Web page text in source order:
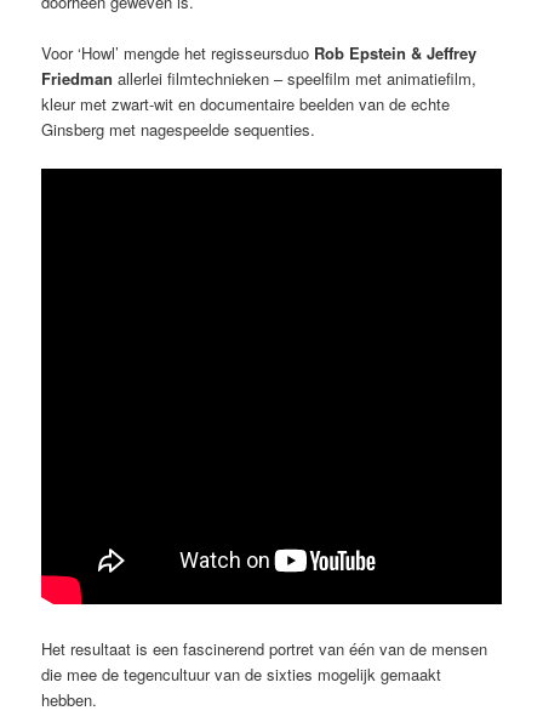
Voor ‘Howl’ mengde het regisseursduo Rob Epstein & Jeffrey
Friedmanallerlei filmtechnieken – speelfilm met animatiefilm,
kleur met zwart-wit en documentaire beelden van de echte
Ginsberg met nagespeelde sequenties.
Het resultaat is een fascinerend portret van één van de mensen
die mee de tegencultuur van de sixties mogelijk gemaakt
hebben.